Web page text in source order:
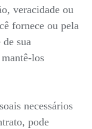
veracidade ou
fornece ou pela
sua
los
necessários
pode